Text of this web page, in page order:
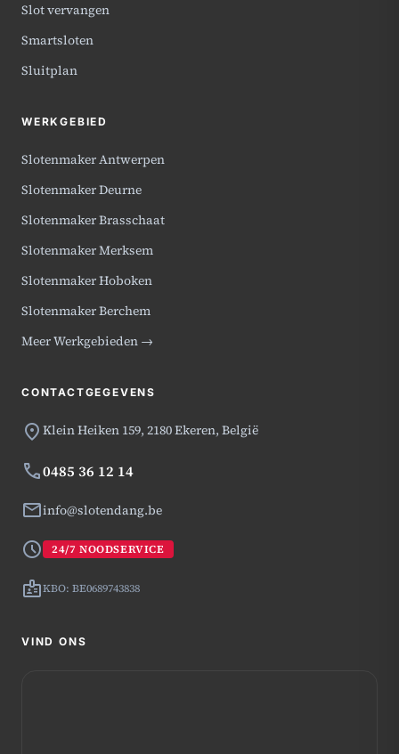
Slot vervangen
Smartsloten
Sluitplan
WERKGEBIED
Slotenmaker Antwerpen
Slotenmaker Deurne
Slotenmaker Brasschaat
Slotenmaker Merksem
Slotenmaker Hoboken
Slotenmaker Berchem
Meer Werkgebieden →
CONTACTGEGEVENS
location_on Klein Heiken 159, 2180 Ekeren, België
phone0485 36 12 14
mailinfo@slotendang.be
schedule 24/7 NOODSERVICE
badgeKBO: BE0689743838
VIND ONS